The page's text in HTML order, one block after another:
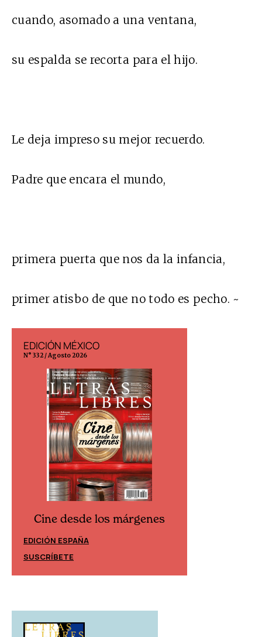
cuando, asomado a una ventana,
su espalda se recorta para el hijo.
Le deja impreso su mejor recuerdo.
Padre que encara el mundo,
primera puerta que nos da la infancia,
primer atisbo de que no todo es pecho. ~
EDICIÓN MÉXICO
N° 332 / Agosto 2026
Cine desde los márgenes
EDICIÓN ESPAÑA
SUSCRÍBETE